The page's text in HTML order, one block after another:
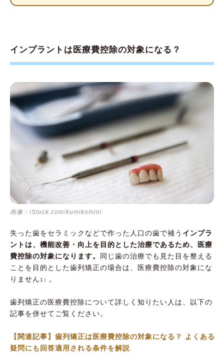
インプラントは医療費控除の対象になる？
画像：iStock.com/kumikomini
失った歯をセラミックなどで作った人口の歯で補う インプラ
ントは、機能改善・向上を目的とした治療であるため、医療
費控除の対象になります。 同じ歯の治療でも見た目を整える
ことを目的とした歯列矯正の場合は、医療費控除の対象にな
りません1） 。
歯列矯正の医療費控除について詳しく知りたい人は、以下の
記事を併せてご覧ください。
【関連記事】歯列矯正は医療費控除の対象になる？ よくある
疑問にも回答適用される条件を解説